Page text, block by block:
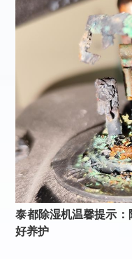
泰都除湿机温馨提示
好养护